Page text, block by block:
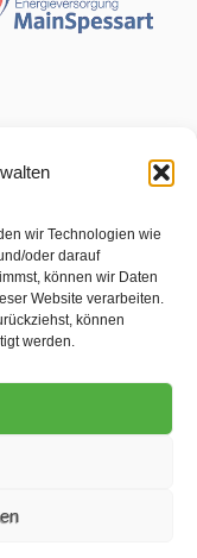
wir Technologien wie
oder darauf
können wir Daten
Website verarbeiten.
können
werden.